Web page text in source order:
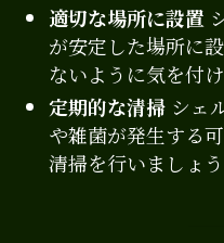
適切な場所に設置
が安定した場所に
ないように気を付
定期的な清掃シェ
や雑菌が発生する
清掃を行いましょう